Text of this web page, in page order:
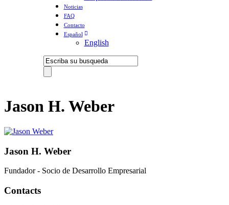
Noticias
FAQ
Contacto
Español
English
Jason H. Weber
Jason H. Weber
Fundador - Socio de Desarrollo Empresarial
Contacts